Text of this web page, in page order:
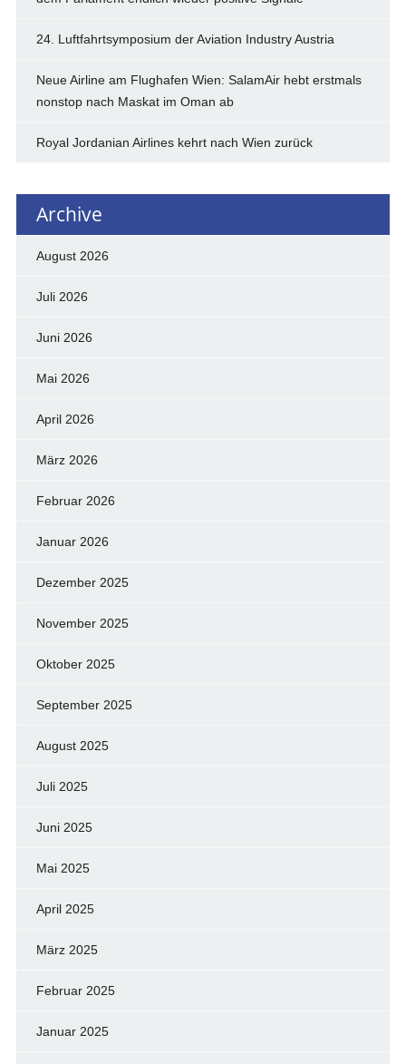
24. Luftfahrtsymposium der Aviation Industry Austria
Neue Airline am Flughafen Wien: SalamAir hebt erstmals
nonstop nach Maskat im Oman ab
Royal Jordanian Airlines kehrt nach Wien zurück
Archive
August 2026
Juli 2026
Juni 2026
Mai 2026
April 2026
März 2026
Februar 2026
Januar 2026
Dezember 2025
November 2025
Oktober 2025
September 2025
August 2025
Juli 2025
Juni 2025
Mai 2025
April 2025
März 2025
Februar 2025
Januar 2025